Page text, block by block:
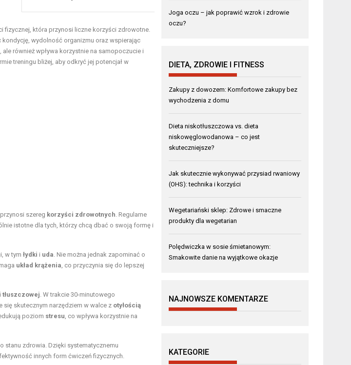
fizycznej, która przynosi liczne korzyści zdrowotne.
wydolność organizmu oraz wspierając
również wpływa korzystnie na samopoczucie i
treningu bliżej, aby odkryć jej potencjał w
szereg korzyści zdrowotnych. Regularne
istotne dla tych, którzy chcą dbać o swoją formę i
w tym łydki i uda. Nie można jednak zapominać o
układ krążenia, co przyczynia się do lepszej
tłuszczowej. W trakcie 30-minutowego
się skutecznym narzędziem w walce z otyłością
poziom stresu, co wpływa korzystnie na
zdrowia. Dzięki systematycznemu
innych form ćwiczeń fizycznych.
Joga oczu – jak poprawić wzrok i zdrowie
oczu?
DIETA, ZDROWIE I FITNESS
Zakupy z dowozem: Komfortowe zakupy bez
wychodzenia z domu
Dieta niskotłuszczowa vs. dieta
niskowęglowodanowa – co jest
skuteczniejsze?
Jak skutecznie wykonywać przysiad rwaniowy
(OHS): technika i korzyści
Wegetariański sklep: Zdrowe i smaczne
produkty dla wegetarian
Polędwiczka w sosie śmietanowym:
Smakowite danie na wyjątkowe okazje
NAJNOWSZE KOMENTARZE
KATEGORIE